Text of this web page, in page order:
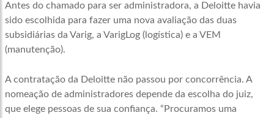
Antes do chamado para ser administradora, a Deloitte havia
sido escolhida para fazer uma nova avaliação das duas
subsidiárias da Varig, a VarigLog (logística) e a VEM
(manutenção).
A contratação da Deloitte não passou por concorrência. A
nomeação de administradores depende da escolha do juiz,
que elege pessoas de sua confiança. “Procuramos uma